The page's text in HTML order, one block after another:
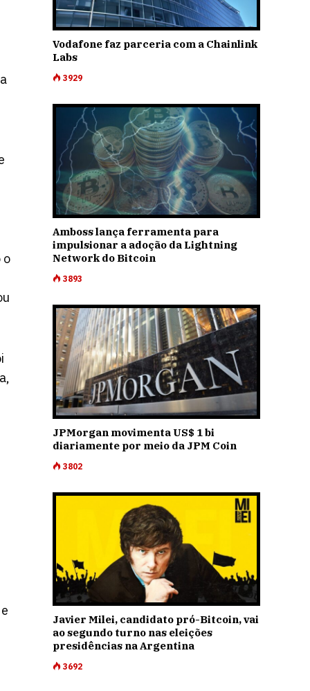
o
Vodafone faz parceria com a Chainlink
Labs
3929
Amboss lança ferramenta para
impulsionar a adoção da Lightning
Network do Bitcoin
3893
JPMorgan movimenta US$ 1 bi
diariamente por meio da JPM Coin
3802
Javier Milei, candidato pró-Bitcoin, vai
ao segundo turno nas eleições
presidências na Argentina
3692